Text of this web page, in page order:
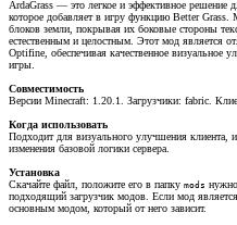
ArdaGrass — это легкое и эффективное решение
которое добавляет в игру функцию Better
блоков земли, покрывая их боковые стороны
естественным и целостным. Этот мод является
Optifine, обеспечивая качественное визуальное
игры.
Совместимость
Версии Minecraft: 1.20.1. Загрузчики: fabric.
Когда использовать
Подходит для визуального улучшения клиента,
изменения базовой логики сервера.
Установка
Скачайте файл, положите его в папку mods
подходящий загрузчик модов. Если мод
основным модом, который от него зависит.